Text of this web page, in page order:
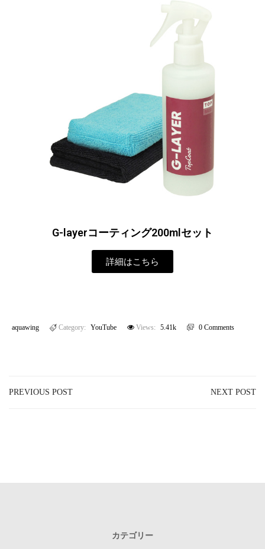
G-layerコーティング200mlセット
詳細はこちら
aquawing Category: YouTube Views: 5.41k 0 Comments
PREVIOUS POST NEXT POST
カテゴリー